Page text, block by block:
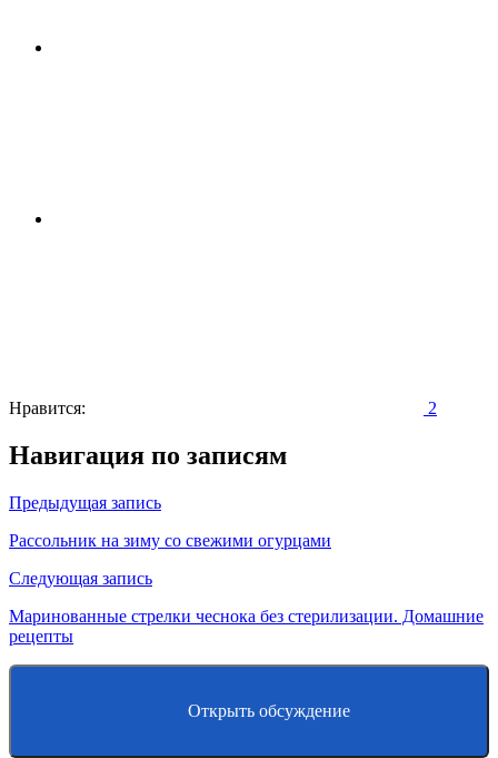
Нравится: 2
Навигация по записям
Предыдущая запись
Рассольник на зиму со свежими огурцами
Следующая запись
Маринованные стрелки чеснока без стерилизации. Домашние
рецепты
Открыть обсуждение